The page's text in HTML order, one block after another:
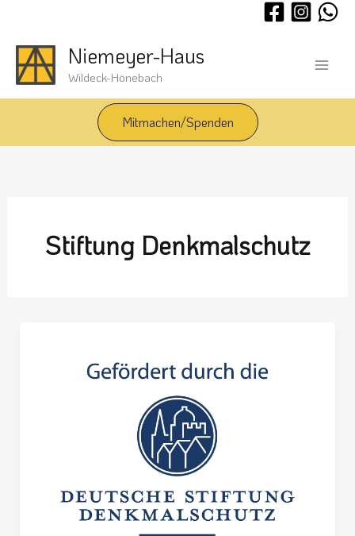
springen
Niemeyer-Haus
Wildeck-Hönebach
Mitmachen/Spenden
Stiftung Denkmalschutz